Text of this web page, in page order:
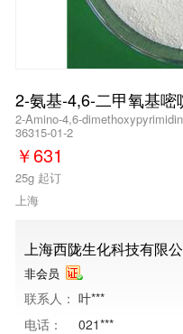
2-氨基-4,6-二甲氧基嘧
2-Amino-4,6-
36315-01-2
￥631
25g 起订
上海
上海西陇生化科技有限
非会员
联系人： 叶***
电话：
021***